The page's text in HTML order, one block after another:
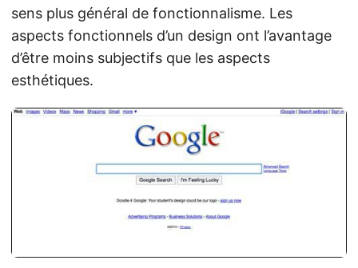
sens plus général de fonctionnalisme. Les
aspects fonctionnels d’un design ont l’avantage
d’être moins subjectifs que les aspects
esthétiques.